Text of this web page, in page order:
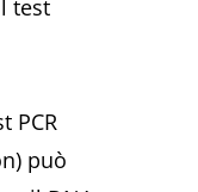
test
PCR
può